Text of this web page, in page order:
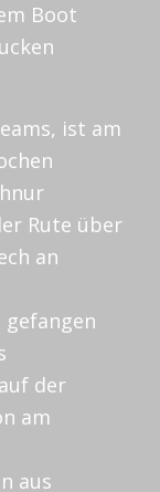
Boot
ist am
Rute über
an
gefangen
der
am
aus